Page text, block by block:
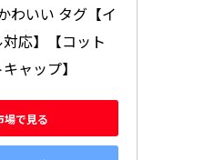
わいい タグ【イ
応】【コット
ャップ】
場で見る